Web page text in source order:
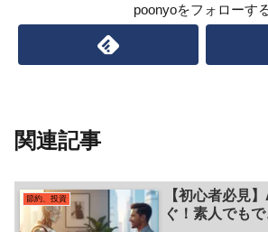
poonyoをフォローす
関連記事
節約、投資
【初心者必見
ぐ！素人でも